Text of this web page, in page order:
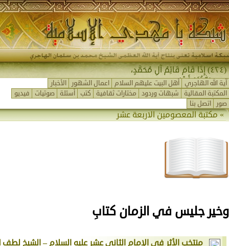
(٤٢٤) إِذَا قَامَ قَائِمُ آلِ مُحَمَّدٍ،
جَمَعَ اللهُ لَهُ أَهْلَ ا_
آية الله الهاجري أهل البيت عليهم السلام اعمال الشهور
الأخبار
المكتبة المقالية
شبهات وردود مختارات ثقافية كتب أسئلة صوتيات
فيديو
صور
اتصل بنا
»مكتبة المعصومين الاربعة عشر
وخير جليس في الزمان كتابِ
منتخب الأثر في الإمام الثاني عشر عليه السلام – الشيخ لطف